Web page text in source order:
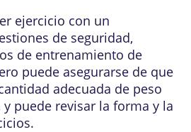
ejercicio con un
de seguridad,
de entrenamiento de
puede asegurarse de que
adecuada de peso
puede revisar la forma y la